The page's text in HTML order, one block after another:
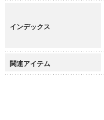
インデックス
関連アイテム